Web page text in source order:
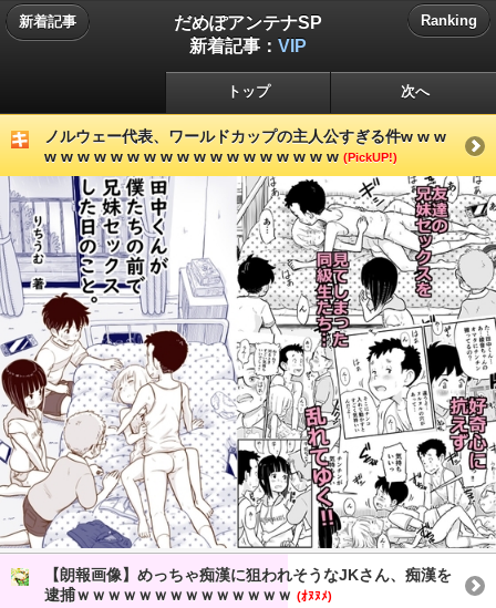
新着記事
だめぽアンテナSP
新着記事： VIP
Ranking
トップ 次へ
ノルウェー代表、ワールドカップの主人公すぎる件w w w
w w w w w w w w w w w w w w w w w w (PickUP!)
【朗報画像】めっちゃ痴漢に狙われそうなJKさん、痴漢を
逮捕ｗｗｗｗｗｗｗｗｗｗｗｗｗｗ (ｵﾇﾇﾒ)